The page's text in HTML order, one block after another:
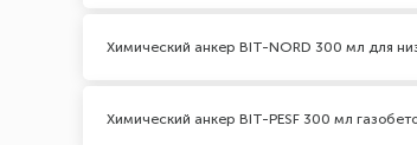
Химический анкер BIT-NORD 300 мл для
Химический анкер BIT-PESF 300 мл